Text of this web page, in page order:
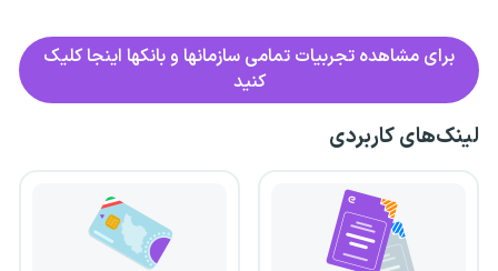
برای مشاهده تجربیات تمامی سازمانها و بانکها اینجا کلیک
کنید
لینک‌های کاربردی